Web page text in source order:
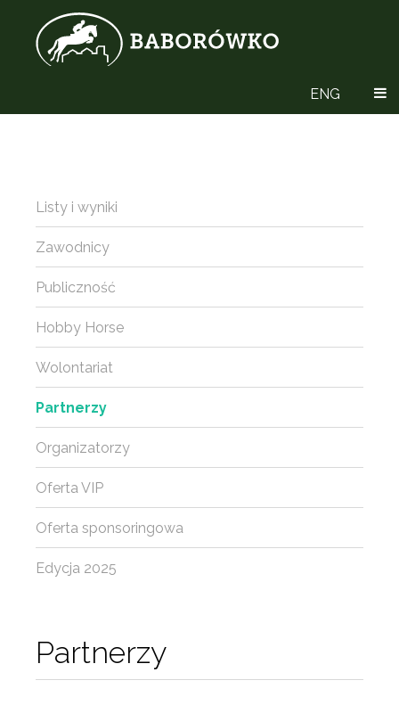
ENG
Partnerzy
Listy i wyniki
Zawodnicy
Publiczność
Hobby Horse
Wolontariat
Partnerzy
Organizatorzy
Oferta VIP
Oferta sponsoringowa
Edycja 2025